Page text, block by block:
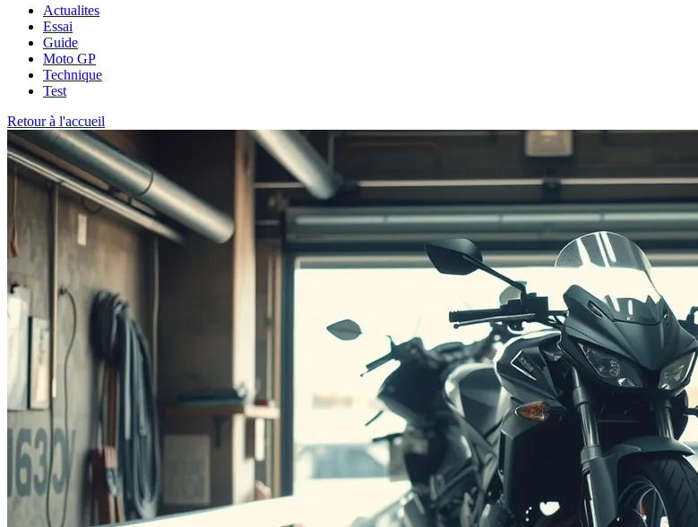
Actualites
Essai
Guide
Moto GP
Technique
Test
Retour à l'accueil